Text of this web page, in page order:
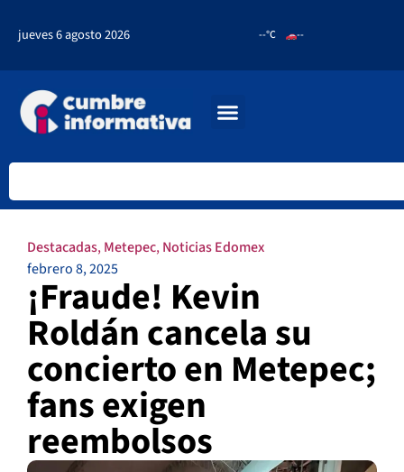
jueves 6 agosto 2026 --°C --
Destacadas,Metepec,Noticias Edomex
febrero 8, 2025
¡Fraude! Kevin
Roldán cancela su
concierto en Metepec;
fans exigen
reembolsos